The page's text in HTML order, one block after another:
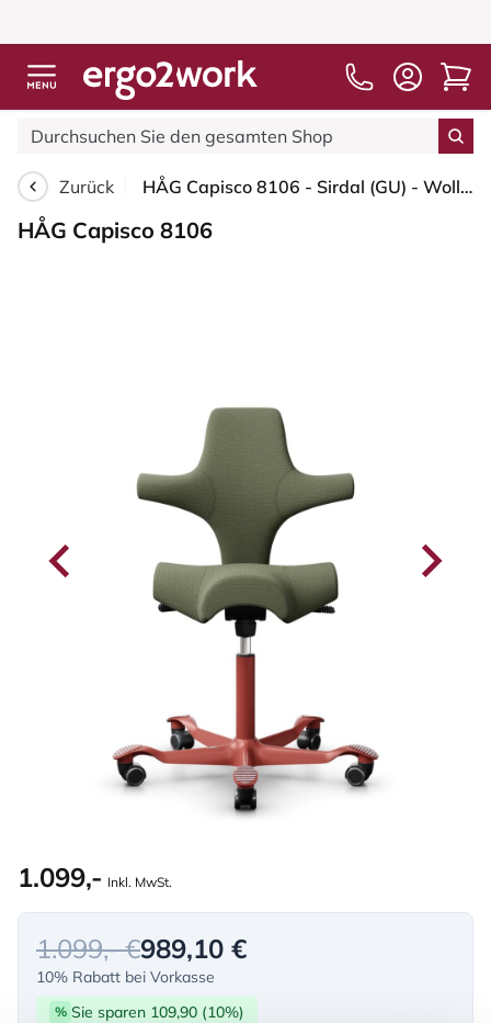
Zurück HÅG Capisco 8106 - Sirdal (GU) - Wolle - SRD960 - Green - Blush Rose - 200 mm (Sitzhöhe 46-64cm) - Harte Rollen für weiche Böden
HÅG Capisco 8106
1.099,- Inkl. MwSt.
1.099,- €989,10 €
10% Rabatt bei Vorkasse
% Sie sparen 109,90 (10%)